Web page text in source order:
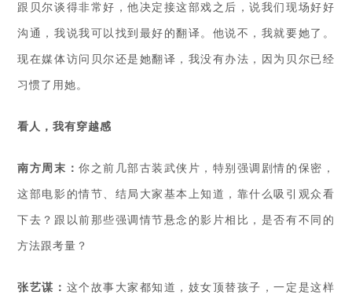
跟贝尔谈得非常好，他决定接这部戏之后，说我们现场好好
沟通，我说我可以找到最好的翻译。他说不，我就要她了。
现在媒体访问贝尔还是她翻译，我没有办法，因为贝尔已经
习惯了用她。
看人，我有穿越感
南方周末：你之前几部古装武侠片，特别强调剧情的保密，
这部电影的情节、结局大家基本上知道，靠什么吸引观众看
下去？跟以前那些强调情节悬念的影片相比，是否有不同的
方法跟考量？
张艺谋： 这个故事大家都知道，妓女顶替孩子，一定是这样